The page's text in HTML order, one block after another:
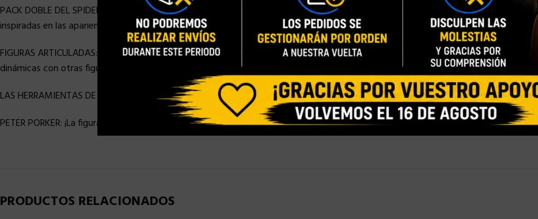
PACK DOBLE DEL SPIDER-VERSO A ESCALA DE 15 CM: Fans, coleccionistas y niños por igual podrán disfrutar de estas figuras
inspiradas en las apariencias de los personajes en la película Spider-Man: Un nuevo universo
FIGURAS ARTICULADAS: Las figuras de este pack doble de Spider-Man Noir y Spider-Ham, de Legends Series, miden 15 cm y
dinámicas con otras figuras de la línea Marvel Legends
LAS HERRAMIENTAS DE TRABAJO: La figura de Spider-Man Noir mide 15 cm y presenta la emblemática decoración sombría del
PETER PORKER: ¡La figura de Spider-Ham presenta un diseño inspirado en la apariencia porcina del personaje de la película, que
PRODUCTOS RELACIONADOS